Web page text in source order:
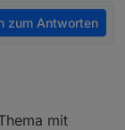
zum Antworten
mit